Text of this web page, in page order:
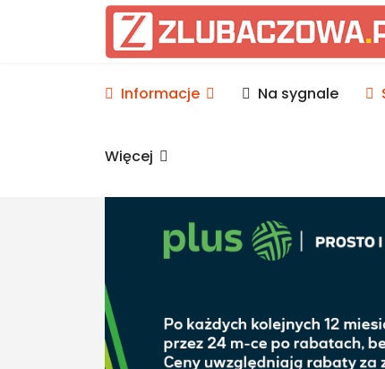
Informacje Lubaczów,
Informacje Na sygnale
Więcej